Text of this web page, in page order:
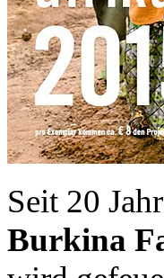
Seit 20
Burkina